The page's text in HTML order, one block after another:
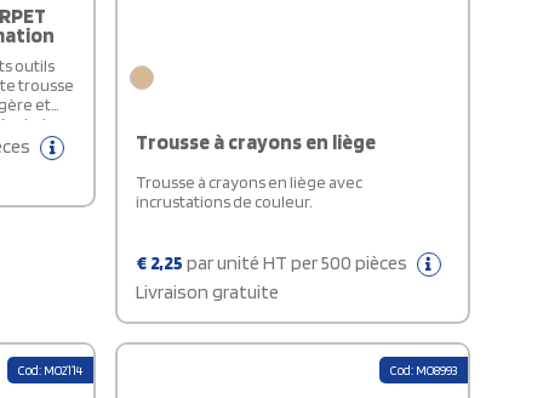
outils
trousse
et
le
Europe.
Trousse à crayons en liège
Trousse à crayons en liège avec
incrustations de couleur.
€ 2,25 par unité HT per 500 pièces
Livraison gratuite
Cod: MO2114 Cod: MO8993